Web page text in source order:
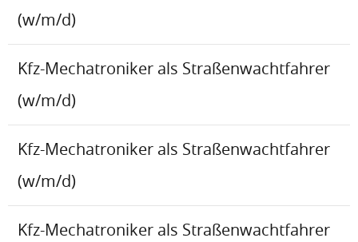
(w/m/d)
Kfz-Mechatroniker als Straßenwachtfahrer
(w/m/d)
Kfz-Mechatroniker als Straßenwachtfahrer
(w/m/d)
Kfz-Mechatroniker als Straßenwachtfahrer